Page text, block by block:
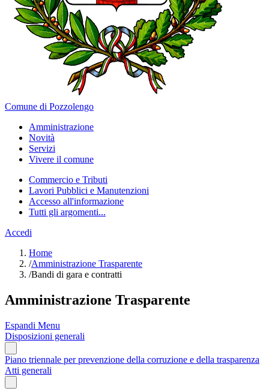
Comune di Pozzolengo
Amministrazione
Novità
Servizi
Vivere il comune
Commercio e Tributi
Lavori Pubblici e Manutenzioni
Accesso all'informazione
Tutti gli argomenti...
Accedi
Home
/Amministrazione Trasparente
/Bandi di gara e contratti
Amministrazione Trasparente
Espandi Menu
Disposizioni generali
Piano triennale per prevenzione della corruzione e della trasparenza
Atti generali